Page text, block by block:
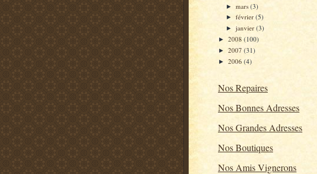
►mars(3)
►février(5)
►janvier(3)
► 2008 (100)
► 2007 (31)
► 2006 (4)
Nos Repaires
Nos Bonnes Adresses
Nos Grandes Adresses
Nos Boutiques
Nos Amis Vignerons